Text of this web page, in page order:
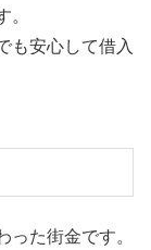
。
も安心して借入
た街金です。